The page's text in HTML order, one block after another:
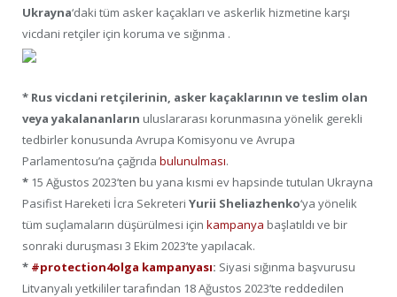
Ukrayna‘daki tüm asker kaçakları ve askerlik hizmetine karşı
vicdani retçiler için koruma ve sığınma .
* Rus vicdani retçilerinin, asker kaçaklarının ve teslim olan
veya yakalananların uluslararası korunmasına yönelik gerekli
tedbirler konusunda Avrupa Komisyonu ve Avrupa
Parlamentosu’na çağrıda bulunulması.
* 15 Ağustos 2023’ten bu yana kısmi ev hapsinde tutulan Ukrayna
Pasifist Hareketi İcra Sekreteri Yurii Sheliazhenko‘ya yönelik
tüm suçlamaların düşürülmesi için kampanya başlatıldı ve bir
sonraki duruşması 3 Ekim 2023’te yapılacak.
* #protection4olga kampanyası: Siyasi sığınma başvurusu
Litvanyalı yetkililer tarafından 18 Ağustos 2023’te reddedilen